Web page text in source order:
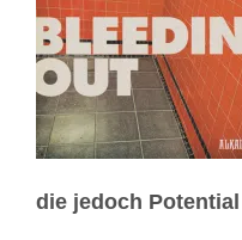
die jedoch